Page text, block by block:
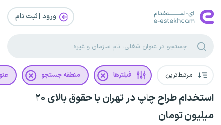
ورود | ثبت‌ نام
مرتبط‌ترین فیلترها منطقه جستجو
استخدام طراح چاپ در تهران با حقوق بالای ۲۰
میلیون تومان